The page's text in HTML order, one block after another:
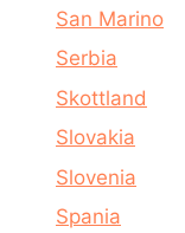
San Marino
Serbia
Skottland
Slovakia
Slovenia
Spania